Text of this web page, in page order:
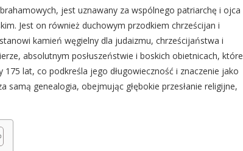
jest uznawany za wspólnego patriarchę i ojca
Jest on również duchowym przodkiem chrześcijan i
kamień węgielny dla judaizmu, chrześcijaństwa i
absolutnym posłuszeństwie i boskich obietnicach, które
lat, co podkreśla jego długowieczność i znaczenie jako
samą genealogia, obejmując głębokie przesłanie religijne,